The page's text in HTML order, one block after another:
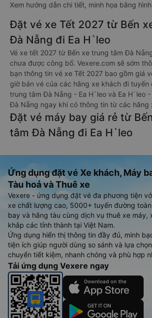
Xem hướng dẫn chi tiết, minh họa bằng
Đặt vé xe Tết 2027 từ Bến
Đà Nẵng đi Ea H`leo
Vé xe tết 2027 từ Bến xe trung tâm Đà
chưa được công bố. Vexere.com sẽ sớm
bạn thông tin vé xe Tết 2027 bao gồm giá
giờ bán vé của các hãng xe khách đi tuyến
trung tâm Đà Nẵng - Ea H`leo và Ea H`leo
Đà Nẵng ngay khi có thông tin từ các hãng
Đặt vé máy bay giá rẻ từ
tâm Đà Nẵng đi Ea H`leo
Ứng dụng đặt vé Xe khách, Máy
Tàu hoả và Thuê xe
Vexere - ứng dụng đặt vé đa phương tiện
xe chất lượng cao, 5000+ tuyến đường
bay và hãng tàu cùng dịch vụ thuê xe máy,
khắp các tỉnh thành tại Việt Nam.
Ứng dụng hiển thị thông tin đầy đủ, minh
tiện ích giúp người dùng so sánh và lựa
chuyển tiết kiệm, nhanh chóng và phù hợp
Tải ứng dụng Vexere ngay